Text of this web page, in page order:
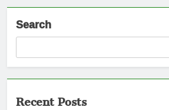
Search
Recent Posts